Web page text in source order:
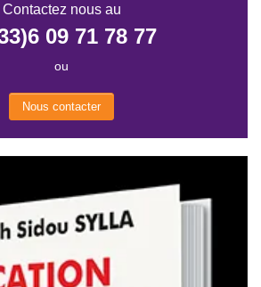
Contactez nous au
09 71 78 77
ou
Nous contacter